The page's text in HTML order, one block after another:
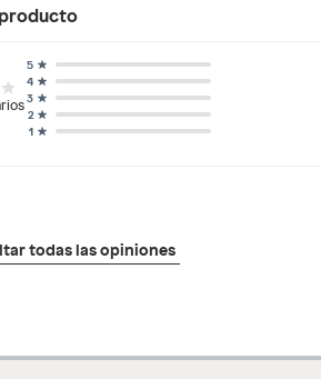
1
2
3
4
5
todas las opiniones